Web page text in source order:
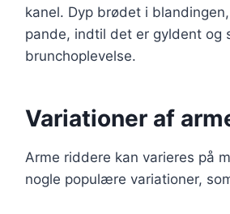
kanel. Dyp brødet i
pande, indtil det er gyldent og
brunchoplevelse.
Variationer af
Arme riddere kan varieres på
nogle populære variationer,